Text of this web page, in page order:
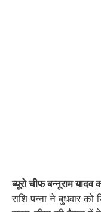
ब्यूरो चीफ बन्नूराम यादव
राशि पन्ना ने बुधवार